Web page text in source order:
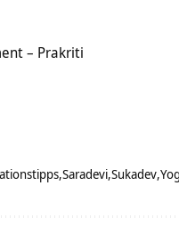
– Prakriti
Saradevi Sukadev